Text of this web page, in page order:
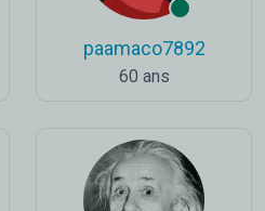
paamaco7892
60 ans